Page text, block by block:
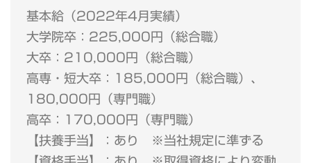
基本給（2022年4月実績）
大学院卒：225,000円（総合職）
大卒：210,000円（総合職）
高専・短大卒：185,000円（総合職）、
180,000円（専門職）
高卒：170,000円（専門職）
【扶養手当】：あり ※当社規定に準ずる